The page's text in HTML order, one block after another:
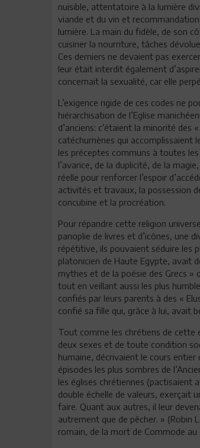
nuisible, attentatoire à la lumière
viande et du vin et
lumière. La main du fidèle, de son
cuisiner la nourriture, tâches
Ces derniers ne devaient pas
leur était interdit également
concernait la sexualité, car elle
L’exigence rigide de ces codes ne
hiérarchisation de l’Eglise
d’anciens: c’étaient la minorité des
catéchumènes qui accomplissaient
les préceptes communs à toutes
l’avarice, de la duplicité, de la
réelle pour renforcer l’espoir
activités et travaux, la possession
concubine et la procréation.
Pour répandre cette religion
panoplie de livres et d’icônes, une
répétitive, ils pouvaient séduire les
platonicien de Haute Egypte, avait
mythes et de la poésie des Grecs »
tout en veillant aussi les plus
confiés par leurs parents à des «
confié sa fille qui, grâce à lui, avait
Tout comme les chrétiens de cette
deux sexes et de toute condition
humaine, décrivaient le cours
épisodes les plus sombres de
les églises chrétiennes (pactisaient
double échelle de valeurs, exerçait
faire. Quant aux autres, il leur
autrement que de pêcher. » (Robin
romain, de la mort de Commode au